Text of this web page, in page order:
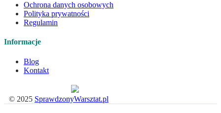
Ochrona danych osobowych
Polityka prywatności
Regulamin
Informacje
Blog
Kontakt
© 2025 SprawdzonyWarsztat.pl